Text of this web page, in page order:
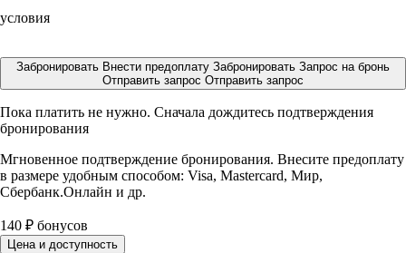
условия
Забронировать Внести предоплату Забронировать Запрос на бронь
Отправить запрос Отправить запрос
Пока платить не нужно. Сначала дождитесь подтверждения
бронирования
Мгновенное подтверждение бронирования. Внесите предоплату
в размере удобным способом: Visa, Mastercard, Мир,
Сбербанк.Онлайн и др.
140 ₽ бонусов
Цена и доступность